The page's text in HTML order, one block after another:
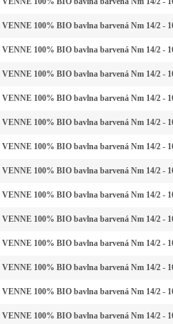
VENNE 100% BIO bavlna barvená Nm 14/2 -
VENNE 100% BIO bavlna barvená Nm 14/2 -
VENNE 100% BIO bavlna barvená Nm 14/2 -
VENNE 100% BIO bavlna barvená Nm 14/2 -
VENNE 100% BIO bavlna barvená Nm 14/2 -
VENNE 100% BIO bavlna barvená Nm 14/2 -
VENNE 100% BIO bavlna barvená Nm 14/2 -
VENNE 100% BIO bavlna barvená Nm 14/2 -
VENNE 100% BIO bavlna barvená Nm 14/2 -
VENNE 100% BIO bavlna barvená Nm 14/2 -
VENNE 100% BIO bavlna barvená Nm 14/2 -
VENNE 100% BIO bavlna barvená Nm 14/2 -
VENNE 100% BIO bavlna barvená Nm 14/2 -